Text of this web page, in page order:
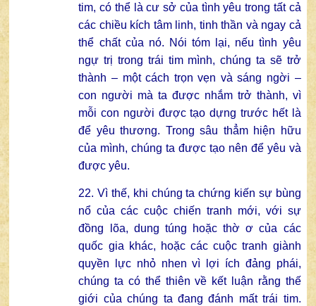
tim, có thể là cư sở của tình yêu trong tất cả
các chiều kích tâm linh, tinh thần và ngay cả
thể chất của nó. Nói tóm lại, nếu tình yêu
ngự trị trong trái tim mình, chúng ta sẽ trở
thành – một cách trọn vẹn và sáng ngời –
con người mà ta được nhắm trở thành, vì
mỗi con người được tạo dựng trước hết là
để yêu thương. Trong sâu thẳm hiện hữu
của mình, chúng ta được tạo nên để yêu và
được yêu.
22. Vì thế, khi chúng ta chứng kiến ​​sự bùng
nổ của các cuộc chiến tranh mới, với sự
đồng lõa, dung túng hoặc thờ ơ của các
quốc gia khác, hoặc các cuộc tranh giành
quyền lực nhỏ nhen vì lợi ích đảng phái,
chúng ta có thể thiên về kết luận rằng thế
giới của chúng ta đang đánh mất trái tim.